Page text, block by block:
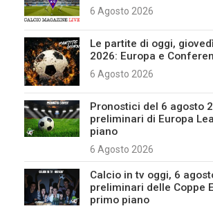
6 Agosto 2026
Le partite di oggi,
2026: Europa e
6 Agosto 2026
Pronostici del 6 agosto
preliminari di Europa
piano
6 Agosto 2026
Calcio in tv oggi, 6
preliminari delle Coppe
primo piano